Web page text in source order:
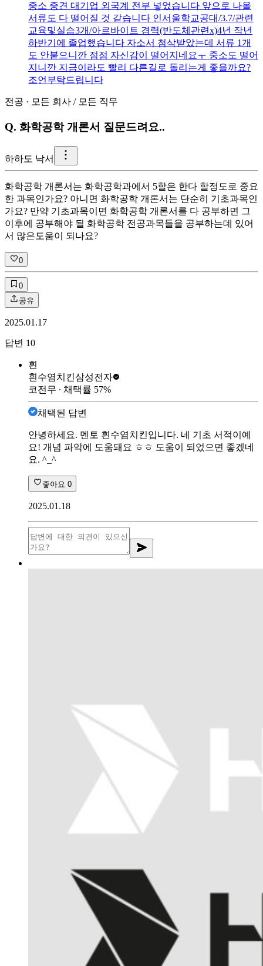
중소 중견 대기업 외국계 전부 넣었습니다 앞으로 나올
서류도 다 떨어질 것 같습니다 인서울학교공대/3.7/관련
교육및실습3개/아르바이트 경력(반도체관련x)4년 작년
하반기에 졸업했습니다 자소서 첨삭받았는데 서류 1개
도 안붙으니깐 점점 자신감이 떨어지네요ㅜ 중소도 떨어
지니깐 지금이라도 빨리 다른길로 돌리는게 좋을까요?
조언부탁드립니다
전공 · 모든 회사 / 모든 직무
Q. 화학공학 개론서 질문드려요..
하하도 낙서
화학공학 개론서는 화학공학과에서 5할은 한다 할정도로 중요
한 과목인가요? 아니면 화학공학 개론서는 단순히 기초과목인
가요? 만약 기초과목이면 화학공학 개론서를 다 공부하면 그
이후에 공부해야 될 화학공학 전공과목들을 공부하는데 있어
서 많은도움이 되나요?
0
0
공유
2025.01.17
답변 10
흰
흰수염치킨삼성전자
코전무 ∙ 채택률 57%
채택된 답변
안녕하세요. 멘토 흰수염치킨입니다. 네 기초 서적이예
요! 개념 파악에 도움돼요 ㅎㅎ 도움이 되었으면 좋겠네
요. ^_^
좋아요 0
2025.01.18